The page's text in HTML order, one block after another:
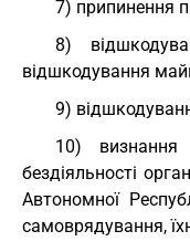
7) припинення
8)
відшкодування
9)
10) визнання
бездіяльності
Автономної
самоврядування,